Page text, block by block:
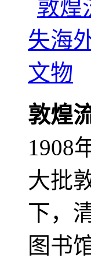
敦煌
1908
大批
下，
图书